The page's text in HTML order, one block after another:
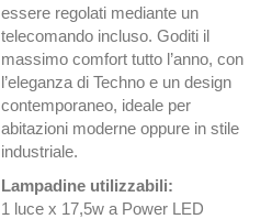
essere regolati mediante un
telecomando incluso. Goditi il
massimo comfort tutto l’anno, con
l’eleganza di Techno e un design
contemporaneo, ideale per
abitazioni moderne oppure in stile
industriale.
Lampadine utilizzabili:
1 luce x 17,5w a Power LED